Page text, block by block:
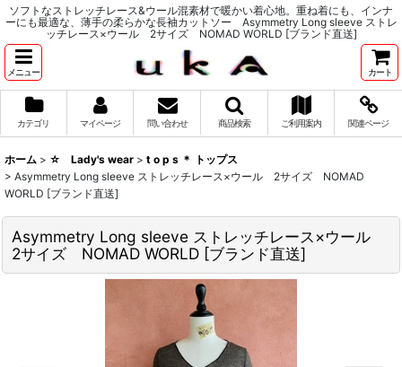
ソフトなストレッチレース&ウール混素材で暖かい着心地。重ね着にも、インナ
ーにも最適な、薄手の柔らかな長袖カットソー Asymmetry Long sleeve ストレ
ッチレース×ウール 2サイズ NOMAD WORLD [ブランド直送]
メニュー カート
カテゴリ マイページ 問い合わせ 商品検索 ご利用案内 関連ページ
ホーム > ☆ Lady's wear > t o p s ＊ トップス
> Asymmetry Long sleeve ストレッチレース×ウール 2サイズ NOMAD
WORLD [ブランド直送]
Asymmetry Long sleeve ストレッチレース×ウール
2サイズ NOMAD WORLD [ブランド直送]